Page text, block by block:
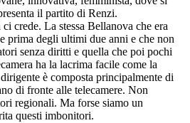
il partito di Renzi.
crede. La stessa Bellanova che era
prima degli ultimi due anni e che non
senza diritti e quella che poi pochi
ha la lacrima facile come la
è composta principalmente di
di fronte alle telecamere. Non
regionali. Ma forse siamo un
questi imbonitori.